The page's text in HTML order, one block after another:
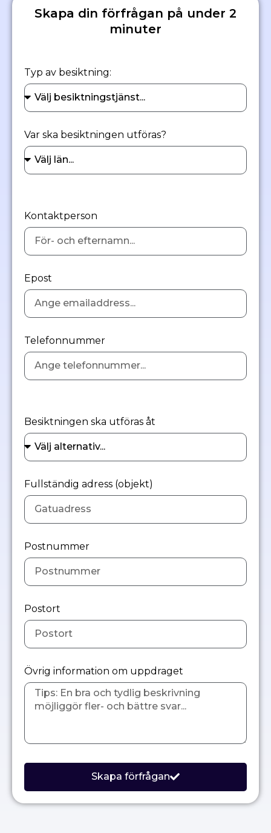
Skapa din förfrågan på under 2
minuter
Typ av besiktning:
Var ska besiktningen utföras?
Kontaktperson
Epost
Telefonnummer
Besiktningen ska utföras åt
Fullständig adress (objekt)
Postnummer
Postort
Övrig information om uppdraget
Skapa förfrågan